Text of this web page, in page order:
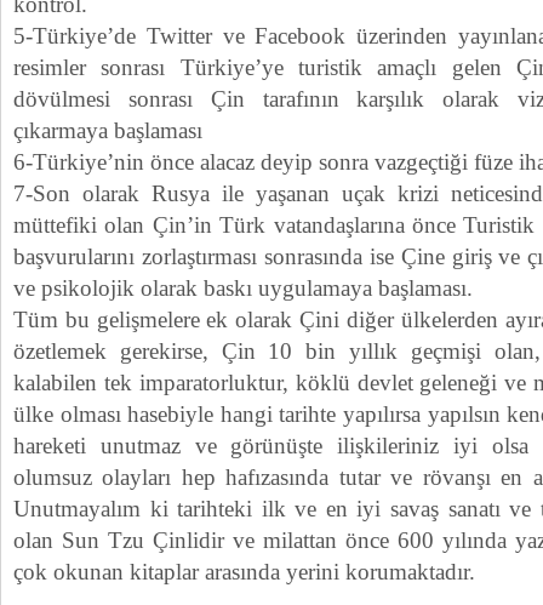
5-Türkiye’de Twitter ve Facebook üzerinden
resimler sonrası Türkiye’ye turistik amaçlı gelen
dövülmesi sonrası Çin tarafının karşılık olarak
çıkarmaya başlaması
6-Türkiye’nin önce alacaz deyip sonra vazgeçtiği füze
7-Son olarak Rusya ile yaşanan uçak krizi
müttefiki olan Çin’in Türk vatandaşlarına önce Turistik
başvurularını zorlaştırması sonrasında ise Çine giriş ve
ve psikolojik olarak baskı uygulamaya başlaması.
Tüm bu gelişmelere ek olarak Çini diğer ülkelerden
özetlemek gerekirse, Çin 10 bin yıllık geçmişi
kalabilen tek imparatorluktur, köklü devlet geleneği ve
ülke olması hasebiyle hangi tarihte yapılırsa yapılsın
hareketi unutmaz ve görünüşte ilişkileriniz iyi
olumsuz olayları hep hafızasında tutar ve rövanşı en
Unutmayalım ki tarihteki ilk ve en iyi savaş sanatı ve
olan Sun Tzu Çinlidir ve milattan önce 600 yılında
çok okunan kitaplar arasında yerini korumaktadır.